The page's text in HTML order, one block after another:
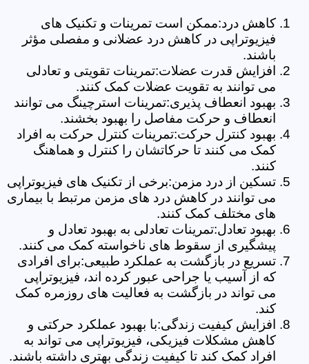
کاهش درد:ممکن است تمرینات و تکنیک های
فیزیوتراپی در کاهش درد عضلانی و مفصلی مؤثر
باشند.
افزایش قدرت عضلات:تمرینات تقویتی و تعادلی
می توانند به تقویت عضلات کمک کنند.
بهبود انعطاف پذیری:تمرینات استرچینگ می توانند
انعطاف و حرکت مفاصل را بهبود بخشند.
بهبود کنترل حرکت:تمرینات کنترل حرکت به افراد
کمک می کنند تا حرکاتشان را کنترل و هماهنگ
کنند.
تسکین از درد مزمن:برخی از تکنیک های فیزیوتراپی
می توانند در کاهش درد های مزمن مرتبط با بیماری
های مختلف کمک کنند.
بهبود تعادل:تمرینات تعادلی به بهبود تعادل و
پیشگیری از سقوط های ناخواسته کمک می کنند.
تسریع در بازگشت به عملکرد طبیعی:برای افرادی
که از آسیب یا جراحی عبور کرده اند، فیزیوتراپی
می تواند در بازگشت به فعالیت های روزمره کمک
کند.
افزایش کیفیت زندگی:با بهبود عملکرد حرکتی و
کاهش مشکلات فیزیکی، فیزیوتراپی می تواند به
افراد کمک کند تا کیفیت زندگی بهتری داشته باشند.